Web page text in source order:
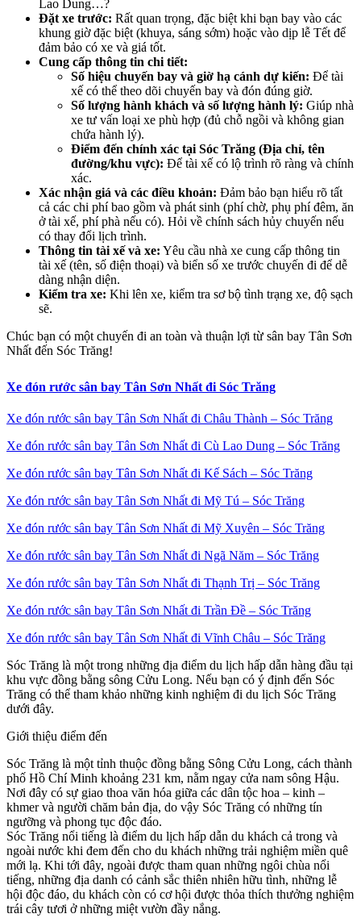
Lao Dung…?
Đặt xe trước: Rất quan trọng, đặc biệt khi bạn bay vào các
khung giờ đặc biệt (khuya, sáng sớm) hoặc vào dịp lễ Tết để
đảm bảo có xe và giá tốt.
Cung cấp thông tin chi tiết:
Số hiệu chuyến bay và giờ hạ cánh dự kiến: Để tài
xế có thể theo dõi chuyến bay và đón đúng giờ.
Số lượng hành khách và số lượng hành lý: Giúp nhà
xe tư vấn loại xe phù hợp (đủ chỗ ngồi và không gian
chứa hành lý).
Điểm đến chính xác tại Sóc Trăng (Địa chỉ, tên
đường/khu vực): Để tài xế có lộ trình rõ ràng và chính
xác.
Xác nhận giá và các điều khoản: Đảm bảo bạn hiểu rõ tất
cả các chi phí bao gồm và phát sinh (phí chờ, phụ phí đêm, ăn
ở tài xế, phí phà nếu có). Hỏi về chính sách hủy chuyến nếu
có thay đổi lịch trình.
Thông tin tài xế và xe: Yêu cầu nhà xe cung cấp thông tin
tài xế (tên, số điện thoại) và biển số xe trước chuyến đi để dễ
dàng nhận diện.
Kiểm tra xe: Khi lên xe, kiểm tra sơ bộ tình trạng xe, độ sạch
sẽ.
Chúc bạn có một chuyến đi an toàn và thuận lợi từ sân bay Tân Sơn
Nhất đến Sóc Trăng!
Xe đón rước sân bay Tân Sơn Nhất đi Sóc Trăng
Xe đón rước sân bay Tân Sơn Nhất đi Châu Thành – Sóc Trăng
Xe đón rước sân bay Tân Sơn Nhất đi Cù Lao Dung – Sóc Trăng
Xe đón rước sân bay Tân Sơn Nhất đi Kế Sách – Sóc Trăng
Xe đón rước sân bay Tân Sơn Nhất đi Mỹ Tú – Sóc Trăng
Xe đón rước sân bay Tân Sơn Nhất đi Mỹ Xuyên – Sóc Trăng
Xe đón rước sân bay Tân Sơn Nhất đi Ngã Năm – Sóc Trăng
Xe đón rước sân bay Tân Sơn Nhất đi Thạnh Trị – Sóc Trăng
Xe đón rước sân bay Tân Sơn Nhất đi Trần Đề – Sóc Trăng
Xe đón rước sân bay Tân Sơn Nhất đi Vĩnh Châu – Sóc Trăng
Sóc Trăng là một trong những địa điểm du lịch hấp dẫn hàng đầu tại
khu vực đồng bằng sông Cửu Long. Nếu bạn có ý định đến Sóc
Trăng có thể tham khảo những kinh nghiệm đi du lịch Sóc Trăng
dưới đây.
Giới thiệu điểm đến
Sóc Trăng là một tỉnh thuộc đồng bằng Sông Cửu Long, cách thành
phố Hồ Chí Minh khoảng 231 km, nằm ngay cửa nam sông Hậu.
Nơi đây có sự giao thoa văn hóa giữa các dân tộc hoa – kinh –
khmer và người chăm bản địa, do vậy Sóc Trăng có những tín
ngưỡng và phong tục độc đáo.
Sóc Trăng nổi tiếng là điểm du lịch hấp dẫn du khách cả trong và
ngoài nước khi đem đến cho du khách những trải nghiệm miền quê
mới lạ. Khi tới đây, ngoài được tham quan những ngôi chùa nổi
tiếng, những địa danh có cảnh sắc thiên nhiên hữu tình, những lễ
hội độc đáo, du khách còn có cơ hội được thỏa thích thưởng nghiệm
trái cây tươi ở những miệt vườn đầy nắng.